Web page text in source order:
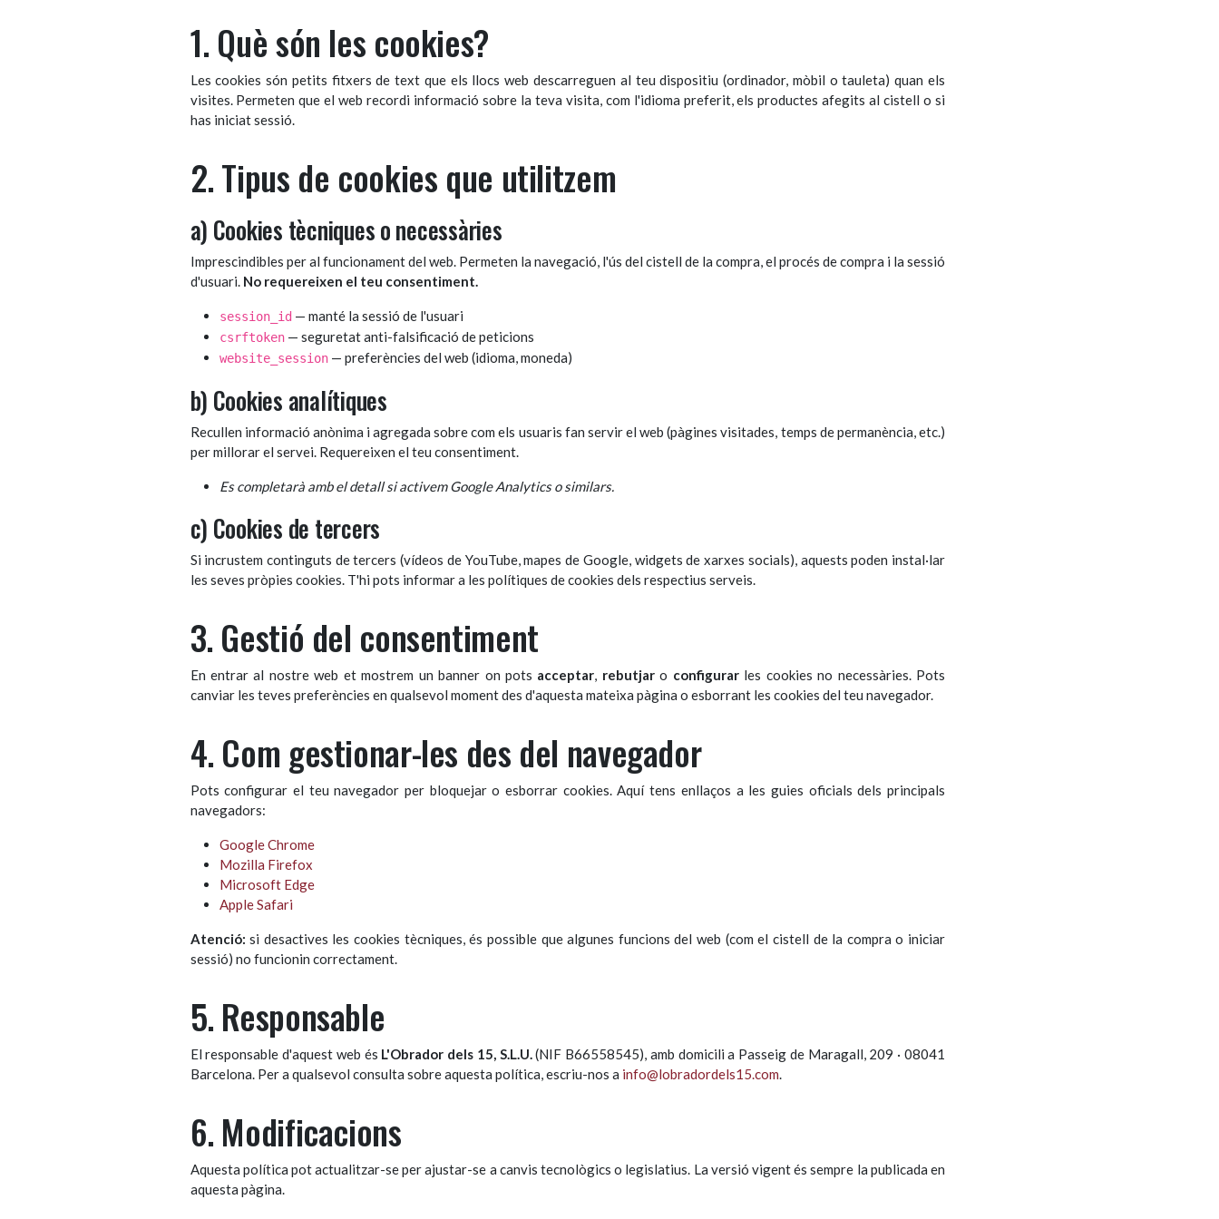
1. Què són les cookies?
Les cookies són petits fitxers de text que els llocs web descarreguen al teu dispositiu (ordinador, mòbil o tauleta) quan els
visites. Permeten que el web recordi informació sobre la teva visita, com l'idioma preferit, els productes afegits al cistell o si
has iniciat sessió.
2. Tipus de cookies que utilitzem
a) Cookies tècniques o necessàries
Imprescindibles per al funcionament del web. Permeten la navegació, l'ús del cistell de la compra, el procés de compra i la sessió
d'usuari. No requereixen el teu consentiment.
session_id— manté la sessió de l'usuari
csrftoken— seguretat anti-falsificació de peticions
website_session— preferències del web (idioma, moneda)
b) Cookies analítiques
Recullen informació anònima i agregada sobre com els usuaris fan servir el web (pàgines visitades, temps de permanència, etc.)
per millorar el servei. Requereixen el teu consentiment.
Es completarà amb el detall si activem Google Analytics o similars.
c) Cookies de tercers
Si incrustem continguts de tercers (vídeos de YouTube, mapes de Google, widgets de xarxes socials), aquests poden instal·lar
les seves pròpies cookies. T'hi pots informar a les polítiques de cookies dels respectius serveis.
3. Gestió del consentiment
En entrar al nostre web et mostrem un banner on pots acceptar, rebutjaro configurarles cookies no necessàries. Pots
canviar les teves preferències en qualsevol moment des d'aquesta mateixa pàgina o esborrant les cookies del teu navegador.
4. Com gestionar-les des del navegador
Pots configurar el teu navegador per bloquejar o esborrar cookies. Aquí tens enllaços a les guies oficials dels principals
navegadors:
Google Chrome
Mozilla Firefox
Microsoft Edge
Apple Safari
Atenció: si desactives les cookies tècniques, és possible que algunes funcions del web (com el cistell de la compra o iniciar
sessió) no funcionin correctament.
5. Responsable
El responsable d'aquest web és L'Obrador dels 15, S.L.U.(NIF B66558545), amb domicili a Passeig de Maragall, 209 · 08041
Barcelona. Per a qualsevol consulta sobre aquesta política, escriu-nos a info@lobradordels15.com.
6. Modificacions
Aquesta política pot actualitzar-se per ajustar-se a canvis tecnològics o legislatius. La versió vigent és sempre la publicada en
aquesta pàgina.